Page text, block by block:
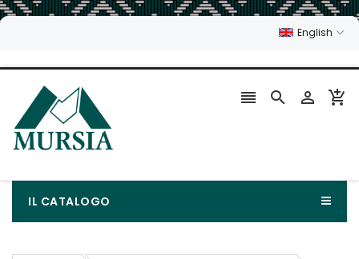
English
   
IL CATALOGO